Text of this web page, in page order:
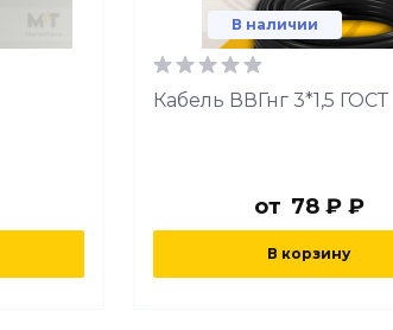
В наличии
Кабель ВВГнг 3*1,5 ГОСТ
от 78 ₽ ₽
В корзину